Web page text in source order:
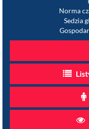
Norma
Sedzia